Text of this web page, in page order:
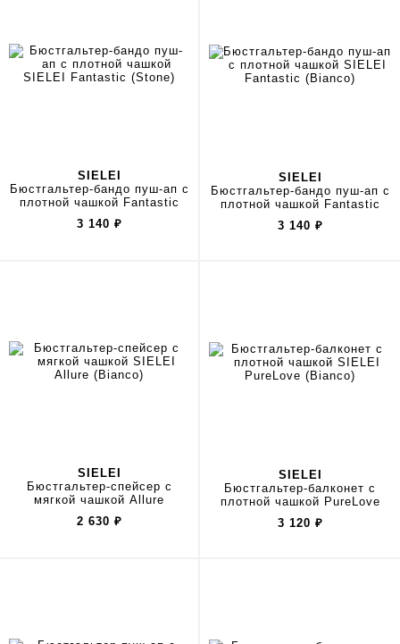
SIELEI
Бюстгальтер-бандо пуш-ап с
плотной чашкой Fantastic
3 140 ₽
SIELEI
Бюстгальтер-бандо пуш-ап с
плотной чашкой Fantastic
3 140 ₽
SIELEI
Бюстгальтер-спейсер с
мягкой чашкой Allure
2 630 ₽
SIELEI
Бюстгальтер-балконет с
плотной чашкой PureLove
3 120 ₽